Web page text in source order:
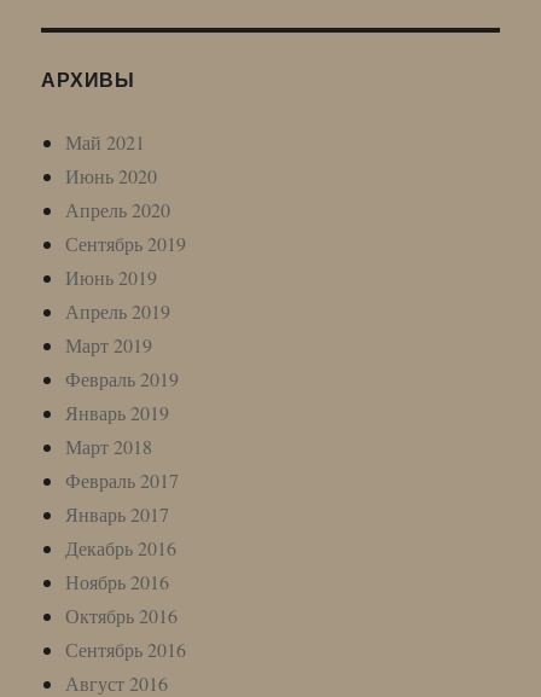
АРХИВЫ
Май 2021
Июнь 2020
Апрель 2020
Сентябрь 2019
Июнь 2019
Апрель 2019
Март 2019
Февраль 2019
Январь 2019
Март 2018
Февраль 2017
Январь 2017
Декабрь 2016
Ноябрь 2016
Октябрь 2016
Сентябрь 2016
Август 2016